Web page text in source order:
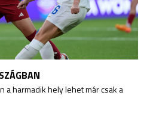
a harmadik hely lehet már csak a